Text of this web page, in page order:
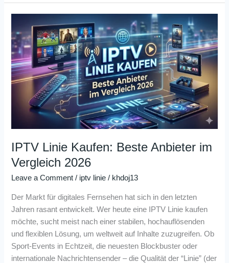
IPTV Linie Kaufen: Beste Anbieter im
Vergleich 2026
Leave a Comment / iptv linie / khdoj13
Der Markt für digitales Fernsehen hat sich in den letzten
Jahren rasant entwickelt. Wer heute eine IPTV Linie kaufen
möchte, sucht meist nach einer stabilen, hochauflösenden
und flexiblen Lösung, um weltweit auf Inhalte zuzugreifen. Ob
Sport-Events in Echtzeit, die neuesten Blockbuster oder
internationale Nachrichtensender – die Qualität der “Linie” (der
Linie
Kaufen:
Beste
Anbieter
im
Vergleich